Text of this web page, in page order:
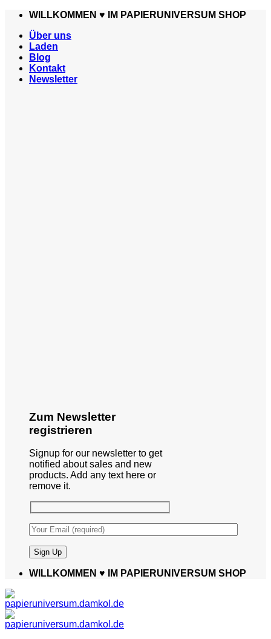
Zum
springen
WILLKOMMEN ♥️ IM PAPIERUNIVERSUM SHOP
Über uns
Laden
Blog
Kontakt
Newsletter
Zum Newsletter
registrieren
Signup for our newsletter to get
notified about sales and new
products. Add any text here or
remove it.
WILLKOMMEN ♥️ IM PAPIERUNIVERSUM SHOP